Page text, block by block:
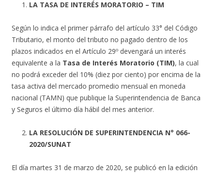
LA TASA DE INTERÉS MORATORIO – TIM
Según lo indica el primer párrafo del artículo 33° del Código
Tributario, el monto del tributo no pagado dentro de los
plazos indicados en el Artículo 29º devengará un interés
equivalente a la Tasa de Interés Moratorio (TIM), la cual
no podrá exceder del 10% (diez por ciento) por encima de la
tasa activa del mercado promedio mensual en moneda
nacional (TAMN) que publique la Superintendencia de Banca
y Seguros el último día hábil del mes anterior.
LA RESOLUCIÓN DE SUPERINTENDENCIA N° 066-
2020/SUNAT
El día martes 31 de marzo de 2020, se publicó en la edición